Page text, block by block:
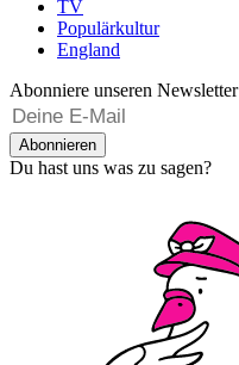
TV
Populärkultur
England
Abonniere unseren Newsletter
Abonnieren
Du hast uns was zu sagen?